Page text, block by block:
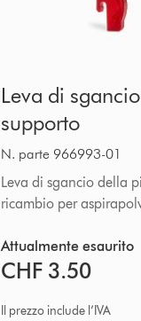
di
sgancio
della
piastra
di
supporto
Leva di
supporto
N. parte 966993-01
Leva di sgancio della
ricambio per
Attualmente esaurito
CHF 3.50
Il prezzo include l’IVA